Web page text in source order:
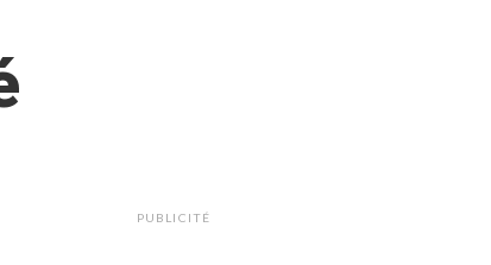
PUBLICITÉ